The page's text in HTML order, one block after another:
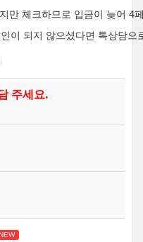
만 체크하므로 입금이 늦어 4
이 되지 않으셨다면 톡상담
주세요.